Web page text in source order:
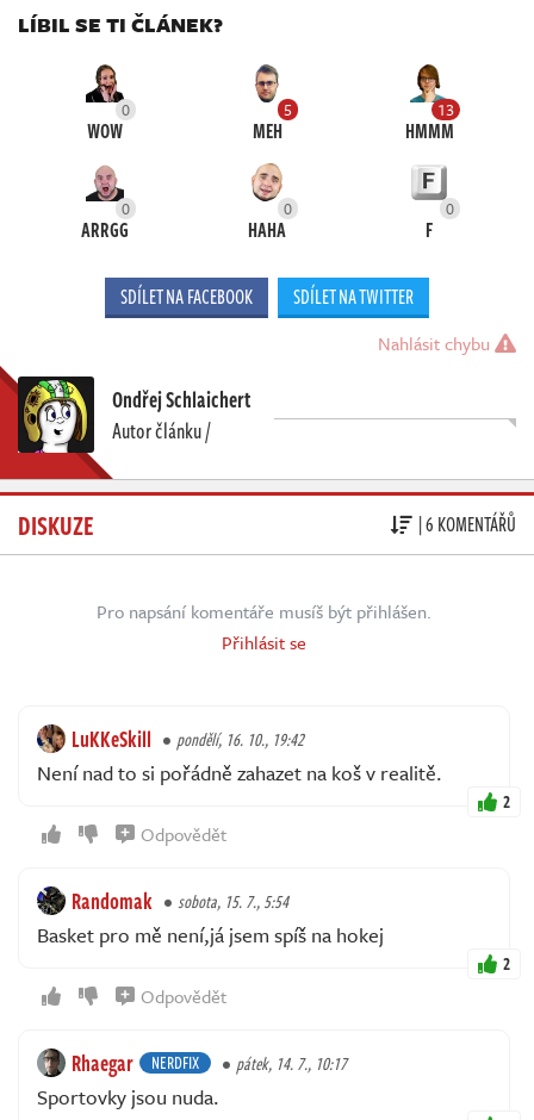
LÍBIL SE TI ČLÁNEK?
0
WOW
5
MEH
13
HMMM
0
ARRGG
0
HAHA
0
F
SDÍLET NA FACEBOOK SDÍLET NA TWITTER
Nahlásit chybu
Ondřej Schlaichert
Autor článku /
DISKUZE | 6 KOMENTÁŘŮ
Pro napsání komentáře musíš být přihlášen.
Přihlásit se
LuKKeSkill pondělí, 16. 10., 19:42
Není nad to si pořádně zahazet na koš v realitě.
2
Odpovědět
Randomak sobota, 15. 7., 5:54
Basket pro mě není,já jsem spíš na hokej
2
Odpovědět
Rhaegar NERDFIX pátek, 14. 7., 10:17
Sportovky jsou nuda.